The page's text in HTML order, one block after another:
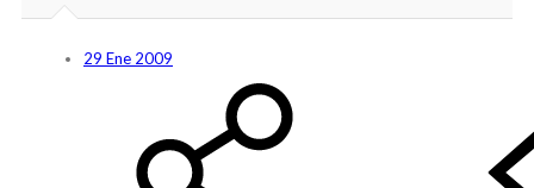
29 Ene 2009